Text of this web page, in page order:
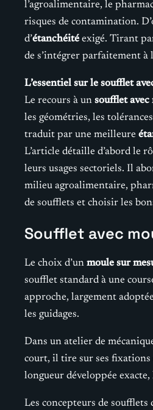
l’agroalimentaire, le
risques de contamination.
d’étanchéité exigé. Tirant
de s’intégrer parfaitement
L’essentiel sur le soufflet
Le recours à un soufflet avec
les géométries, les
traduit par une meilleure
L’article détaille d’abord le
leurs usages sectoriels. Il
milieu agroalimentaire,
de soufflets et choisir les
Soufflet avec
Le choix d’un moule sur
soufflet standard à une
approche, largement
les guidages.
Dans un atelier de
court, il tire sur ses fixations
longueur développée
Les concepteurs de